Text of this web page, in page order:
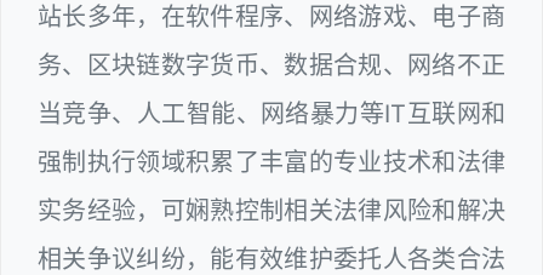
站长多年，在软件程序、网络游戏、电子商
务、区块链数字货币、数据合规、网络不正
当竞争、人工智能、网络暴力等IT互联网和
强制执行领域积累了丰富的专业技术和法律
实务经验，可娴熟控制相关法律风险和解决
相关争议纠纷，能有效维护委托人各类合法